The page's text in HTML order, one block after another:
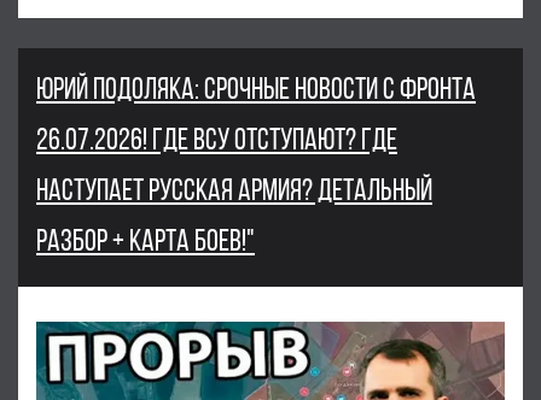
ЮРИЙ ПОДОЛЯКА: СРОЧНЫЕ НОВОСТИ С ФРОНТА
26.07.2026! ГДЕ ВСУ ОТСТУПАЮТ? ГДЕ
НАСТУПАЕТ РУССКАЯ АРМИЯ? ДЕТАЛЬНЫЙ
РАЗБОР + КАРТА БОЕВ!"